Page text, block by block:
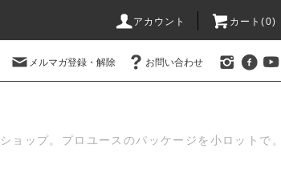
アカウント カート(0)
メルマガ登録・解除 お問い合わせ
ョップ。プロユースのパッケージを小ロットで。